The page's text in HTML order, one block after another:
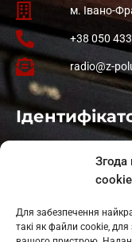
Згода
Для забезпечення
такі як файли cookie,
м. Івано-
+38 050
radio@z-
: L11-01410
: L11-01801
Косів: L11-01805
Гарасимів: L11-02274